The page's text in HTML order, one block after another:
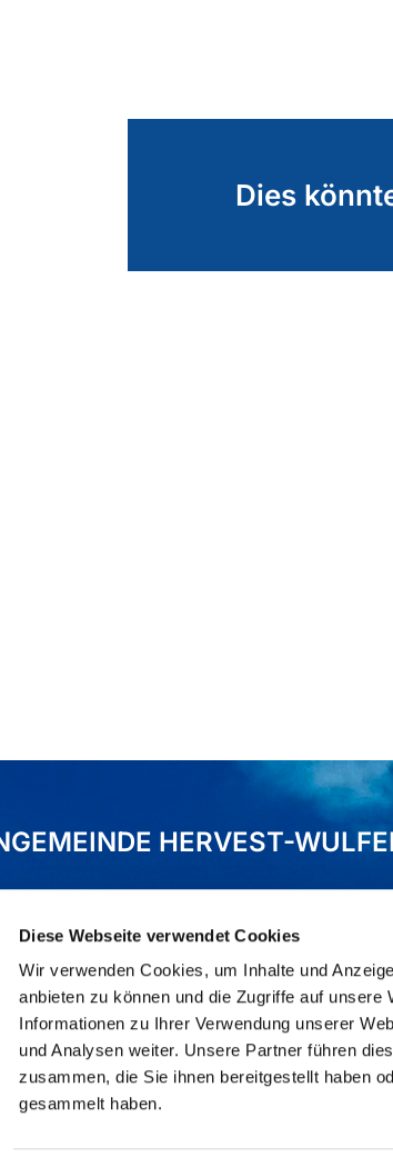
Diese Webseite verwendet Cookies
Wir verwenden Cookies, um Inhalte und
anbieten zu können und die Zugriffe auf
Informationen zu Ihrer Verwendung unserer
und Analysen weiter. Unsere Partner führen
zusammen, die Sie ihnen bereitgestellt haben
gesammelt haben.
Dies
HERVEST-
Impressum